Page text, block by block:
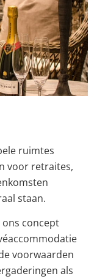
ruimtes
voor retraites,
staan.
concept
voorwaarden
als